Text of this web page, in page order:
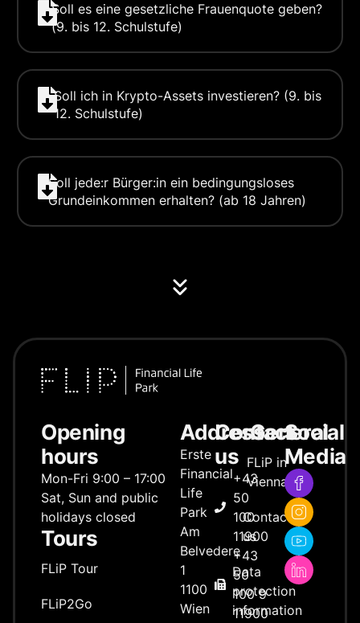
Soll es eine gesetzliche Frauenquote geben?
(9. bis 12. Schulstufe)
Soll ich in Krypto-Assets investieren? (9. bis
12. Schulstufe)
Soll jede:r Bürger:in ein bedingungsloses
Grundeinkommen erhalten? (ab 18 Jahren)
Opening
hours
Mon-Fri 9:00 – 17:00
Sat, Sun and public
holidays closed
Tours
FLiP Tour
FLiP2Go
Address
Erste
Financial
Life
Park
Am
Belvedere
1
1100
Wien
Contact
us
+43
50
100
11900
+43
50
100 9
11900
General
FLiP in
Vienna
Contact
us
Data
protection
information
Social
Media